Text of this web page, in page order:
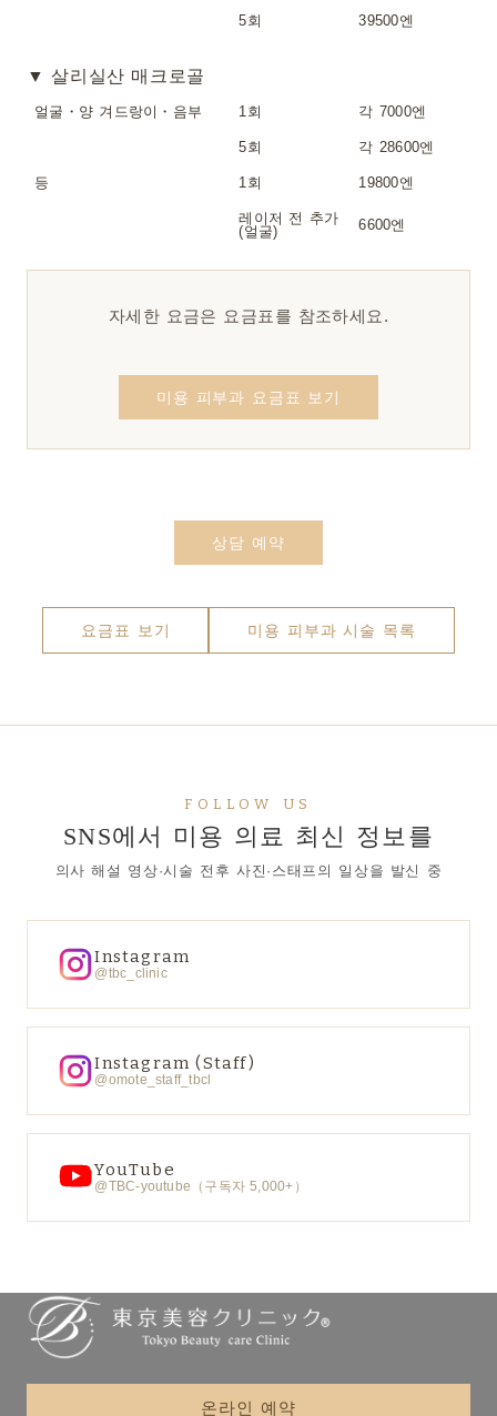
5회 39500엔
▼ 살리실산 매크로골
얼굴・양 겨드랑이・음부 1회 각 7000엔
5회 각 28600엔
등 1회 19800엔
레이저 전 추가
(얼굴)
6600엔
자세한 요금은 요금표를 참조하세요.
미용 피부과 요금표 보기
상담 예약
요금표 보기 미용 피부과 시술 목록
FOLLOW US
SNS에서 미용 의료 최신 정보를
의사 해설 영상·시술 전후 사진·스태프의 일상을 발신 중
Instagram
@tbc_clinic
Instagram (Staff)
@omote_staff_tbcl
YouTube
@TBC-youtube（구독자 5,000+）
온라인 예약